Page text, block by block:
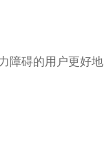
障碍的用户更好地